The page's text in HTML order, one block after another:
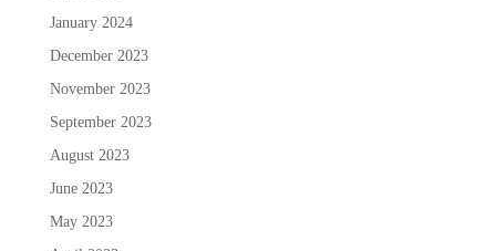
January 2024
December 2023
November 2023
September 2023
August 2023
June 2023
May 2023